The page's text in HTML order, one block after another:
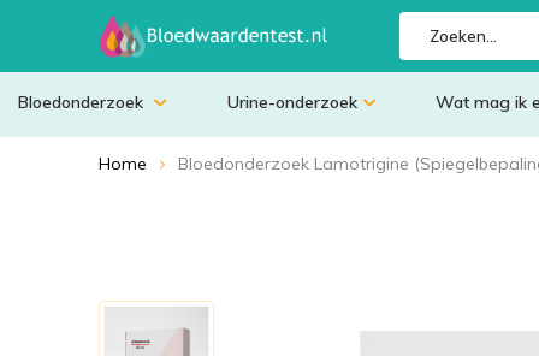
Bloedonderzoek Urine-onderzoek Wat mag ik
Home Bloedonderzoek Lamotrigine